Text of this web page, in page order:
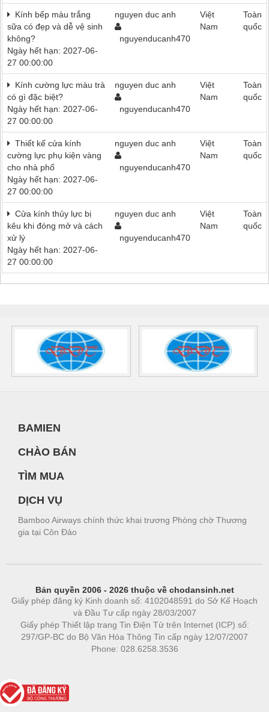
Kính bếp màu trắng
sữa có đẹp và dễ vệ sinh
không?
Ngày hết hạn: 2027-06-
27 00:00:00
nguyen duc anh
nguyenducanh470
Việt
Nam
Toàn
quốc
Kính cường lực màu trà
có gì đặc biệt?
Ngày hết hạn: 2027-06-
27 00:00:00
nguyen duc anh
nguyenducanh470
Việt
Nam
Toàn
quốc
Thiết kế cửa kính
cường lực phụ kiện vàng
cho nhà phố
Ngày hết hạn: 2027-06-
27 00:00:00
nguyen duc anh
nguyenducanh470
Việt
Nam
Toàn
quốc
Cửa kính thủy lực bị
kêu khi đóng mở và cách
xử lý
Ngày hết hạn: 2027-06-
27 00:00:00
nguyen duc anh
nguyenducanh470
Việt
Nam
Toàn
quốc
BAMIEN
CHÀO BÁN
TÌM MUA
DỊCH VỤ
Bamboo Airways chính thức khai trương Phòng chờ Thương
gia tại Côn Đảo
Bản quyền 2006 - 2026 thuộc về chodansinh.net
Giấy phép đăng ký Kinh doanh số: 4102048591 do Sở Kế Hoạch
và Đầu Tư cấp ngày 28/03/2007
Giấy phép Thiết lập trang Tin Điện Tử trên Internet (ICP) số:
297/GP-BC do Bộ Văn Hóa Thông Tin cấp ngày 12/07/2007
Phone: 028.6258.3536